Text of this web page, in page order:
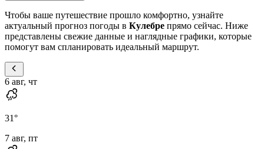
Чтобы ваше путешествие прошло комфортно, узнайте
актуальный прогноз погоды в Кулебре прямо сейчас. Ниже
представлены свежие данные и наглядные графики, которые
помогут вам спланировать идеальный маршрут.
6 авг, чт
31°
7 авг, пт